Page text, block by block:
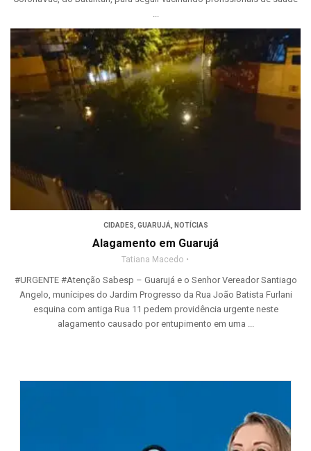
...
CIDADES GUARUJÁ NOTÍCIAS
Alagamento em Guarujá
Tatiana Macedo
#URGENTE #Atenção Sabesp – Guarujá e o Senhor Vereador Santiago
Angelo, munícipes do Jardim Progresso da Rua João Batista Furlani
esquina com antiga Rua 11 pedem providência urgente neste
alagamento causado por entupimento em uma ...